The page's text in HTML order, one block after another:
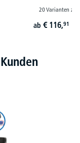
20 Varianten zur
ab € 116,91